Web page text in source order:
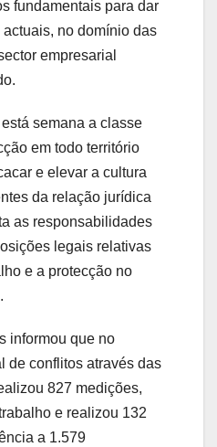
fundamentais para dar
no domínio das
empresarial
semana a classe
em todo território
e elevar a cultura
da relação jurídica
as responsabilidades
legais relativas
e a protecção no
informou que no
de conflitos através das
827 medições,
e realizou 132
a 1.579